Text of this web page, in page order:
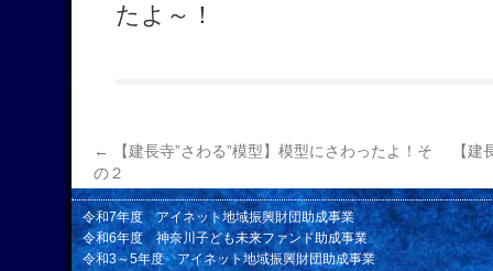
たよ～！
←
【建長寺”さわる”模型】模型にさわったよ！そ
の２
【
令和7年度 アイネット地域振興財団助成事業
令和6年度 神奈川子ども未来ファンド助成事業
令和3～5年度 アイネット地域振興財団助成事業